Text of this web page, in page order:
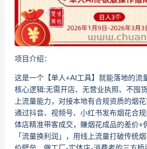
项目介绍：
这是一个【单人+AI工具】就能落地的流
核心逻辑:无需开店、无营业执照、不囤
上流量能力，对接本地有合规资质的烟
通过抖音、视频号、小红书发布烟花合
体店精准带客成交，賺烟花成品的差价+
「流量换利润」，用线上流量打破传统